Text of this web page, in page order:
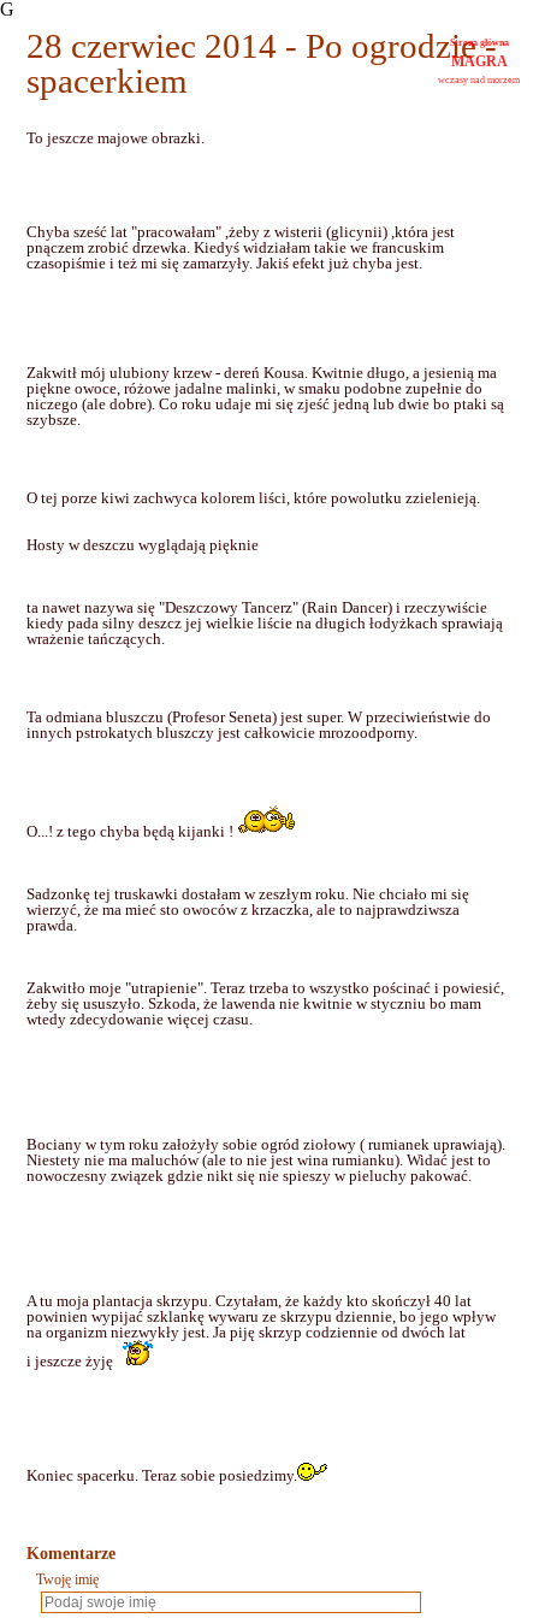
G
Strona główna
MAGRA
wczasy nad morzem
28 czerwiec 2014 - Po ogrodzie -
spacerkiem
To jeszcze majowe obrazki.
Chyba sześć lat "pracowałam" ,żeby z wisterii (glicynii) ,która jest
pnączem zrobić drzewka. Kiedyś widziałam takie we francuskim
czasopiśmie i też mi się zamarzyły. Jakiś efekt już chyba jest.
Zakwitł mój ulubiony krzew - dereń Kousa. Kwitnie długo, a jesienią ma
piękne owoce, różowe jadalne malinki, w smaku podobne zupełnie do
niczego (ale dobre). Co roku udaje mi się zjeść jedną lub dwie bo ptaki są
szybsze.
O tej porze kiwi zachwyca kolorem liści, które powolutku zzielenieją.
Hosty w deszczu wyglądają pięknie
ta nawet nazywa się "Deszczowy Tancerz" (Rain Dancer) i rzeczywiście
kiedy pada silny deszcz jej wielkie liście na długich łodyżkach sprawiają
wrażenie tańczących.
Ta odmiana bluszczu (Profesor Seneta) jest super. W przeciwieństwie do
innych pstrokatych bluszczy jest całkowicie mrozoodporny.
O...! z tego chyba będą kijanki !
Sadzonkę tej truskawki dostałam w zeszłym roku. Nie chciało mi się
wierzyć, że ma mieć sto owoców z krzaczka, ale to najprawdziwsza
prawda.
Zakwitło moje "utrapienie". Teraz trzeba to wszystko pościnać i powiesić,
żeby się ususzyło. Szkoda, że lawenda nie kwitnie w styczniu bo mam
wtedy zdecydowanie więcej czasu.
Bociany w tym roku założyły sobie ogród ziołowy ( rumianek uprawiają).
Niestety nie ma maluchów (ale to nie jest wina rumianku). Widać jest to
nowoczesny związek gdzie nikt się nie spieszy w pieluchy pakować.
A tu moja plantacja skrzypu. Czytałam, że każdy kto skończył 40 lat
powinien wypijać szklankę wywaru ze skrzypu dziennie, bo jego wpływ
na organizm niezwykły jest. Ja piję skrzyp codziennie od dwóch lat
i jeszcze żyję
Koniec spacerku. Teraz sobie posiedzimy.
Komentarze
Twoję imię